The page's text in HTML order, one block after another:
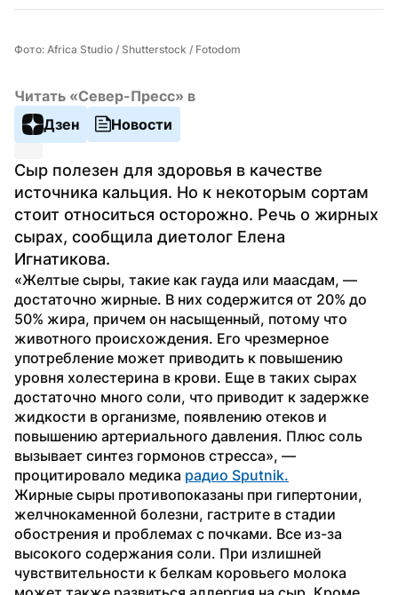
Фото: Africa Studio / Shutterstock / Fotodom
Читать «Север-Пресс» в
Дзен
Новости
Сыр полезен для здоровья в качестве
источника кальция. Но к некоторым сортам
стоит относиться осторожно. Речь о жирных
сырах, сообщила диетолог Елена
Игнатикова.
«Желтые сыры, такие как гауда или маасдам, —
достаточно жирные. В них содержится от 20% до
50% жира, причем он насыщенный, потому что
животного происхождения. Его чрезмерное
употребление может приводить к повышению
уровня холестерина в крови. Еще в таких сырах
достаточно много соли, что приводит к задержке
жидкости в организме, появлению отеков и
повышению артериального давления. Плюс соль
вызывает синтез гормонов стресса», —
процитировало медика радио Sputnik.
Жирные сыры противопоказаны при гипертонии,
желчнокаменной болезни, гастрите в стадии
обострения и проблемах с почками. Все из-за
высокого содержания соли. При излишней
чувствительности к белкам коровьего молока